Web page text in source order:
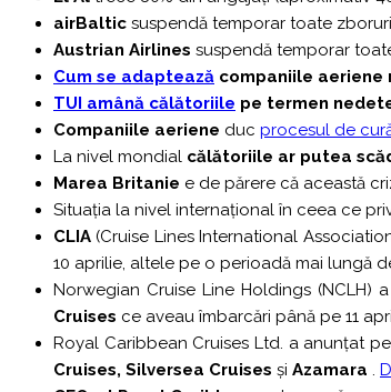
airBaltic suspendă temporar toate
Austrian Airlines suspendă temporar
Cum se adaptează companiile
TUI amână călătoriile pe termen
Companiile aeriene duc procesul de
La nivel mondial călătoriile ar putea
Marea Britanie e de părere că această
Situația la nivel internațional în ceea ce
CLIA (Cruise Lines International
10 aprilie, altele pe o perioadă mai lungă
Norwegian Cruise Line Holdings
Cruises ce aveau îmbarcări până pe 11
Royal Caribbean Cruises Ltd. a anunțat
Cruises, Silversea Cruises și Azamara .